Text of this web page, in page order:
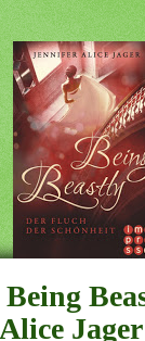
Being
Jager